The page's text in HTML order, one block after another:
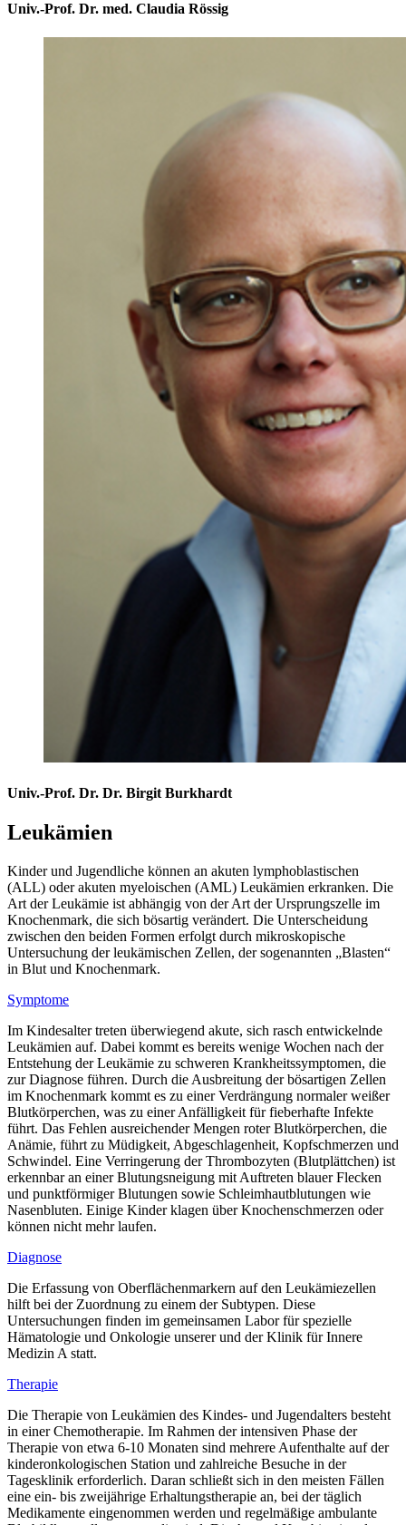
Univ.-Prof. Dr. med. Claudia Rössig
Univ.-Prof. Dr. Dr. Birgit Burkhardt
Leukämien
Kinder und Jugendliche können an akuten lymphoblastischen
(ALL) oder akuten myeloischen (AML) Leukämien erkranken. Die
Art der Leukämie ist abhängig von der Art der Ursprungszelle im
Knochenmark, die sich bösartig verändert. Die Unterscheidung
zwischen den beiden Formen erfolgt durch mikroskopische
Untersuchung der leukämischen Zellen, der sogenannten „Blasten“
in Blut und Knochenmark.
Symptome
Im Kindesalter treten überwiegend akute, sich rasch entwickelnde
Leukämien auf. Dabei kommt es bereits wenige Wochen nach der
Entstehung der Leukämie zu schweren Krankheitssymptomen, die
zur Diagnose führen. Durch die Ausbreitung der bösartigen Zellen
im Knochenmark kommt es zu einer Verdrängung normaler weißer
Blutkörperchen, was zu einer Anfälligkeit für fieberhafte Infekte
führt. Das Fehlen ausreichender Mengen roter Blutkörperchen, die
Anämie, führt zu Müdigkeit, Abgeschlagenheit, Kopfschmerzen und
Schwindel. Eine Verringerung der Thrombozyten (Blutplättchen) ist
erkennbar an einer Blutungsneigung mit Auftreten blauer Flecken
und punktförmiger Blutungen sowie Schleimhautblutungen wie
Nasenbluten. Einige Kinder klagen über Knochenschmerzen oder
können nicht mehr laufen.
Diagnose
Die Erfassung von Oberflächenmarkern auf den Leukämiezellen
hilft bei der Zuordnung zu einem der Subtypen. Diese
Untersuchungen finden im gemeinsamen Labor für spezielle
Hämatologie und Onkologie unserer und der Klinik für Innere
Medizin A statt.
Therapie
Die Therapie von Leukämien des Kindes- und Jugendalters besteht
in einer Chemotherapie. Im Rahmen der intensiven Phase der
Therapie von etwa 6-10 Monaten sind mehrere Aufenthalte auf der
kinderonkologischen Station und zahlreiche Besuche in der
Tagesklinik erforderlich. Daran schließt sich in den meisten Fällen
eine ein- bis zweijährige Erhaltungstherapie an, bei der täglich
Medikamente eingenommen werden und regelmäßige ambulante